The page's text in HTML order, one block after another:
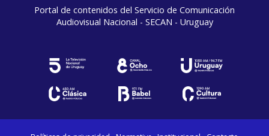
Portal de contenidos del Servicio de Comunicación
Audiovisual Nacional - SECAN - Uruguay